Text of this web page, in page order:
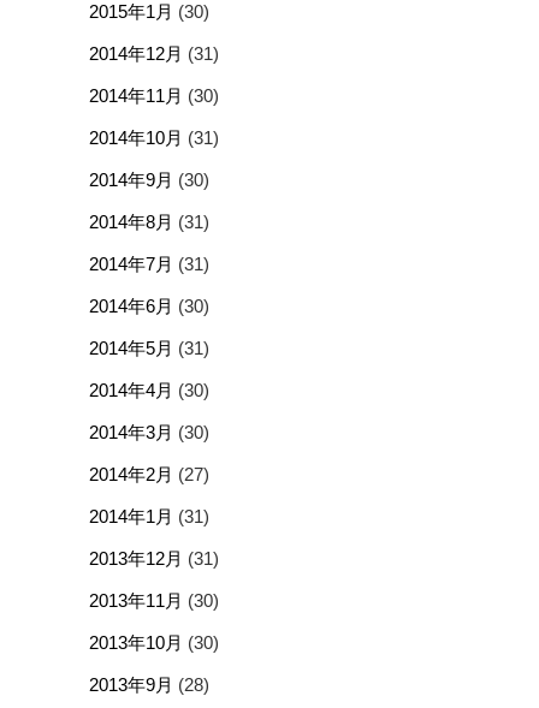
2015年1月 (30)
2014年12月 (31)
2014年11月 (30)
2014年10月 (31)
2014年9月 (30)
2014年8月 (31)
2014年7月 (31)
2014年6月 (30)
2014年5月 (31)
2014年4月 (30)
2014年3月 (30)
2014年2月 (27)
2014年1月 (31)
2013年12月 (31)
2013年11月 (30)
2013年10月 (30)
2013年9月 (28)